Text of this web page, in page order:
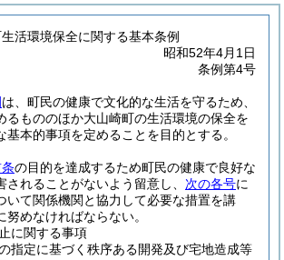
活環境保全に関する基本条例
昭和52年4月1日
条例第4号
は、町民の健康で文化的な生活を守るため、
るもののほか大山崎町の生活環境の保全を
基本的事項を定めることを目的とする。
の目的を達成するため町民の健康で良好な
されることがないよう留意し、 次の各号に
いて関係機関と協力して必要な措置を講
努めなければならない。
に関する事項
指定に基づく秩序ある開発及び宅地造成等